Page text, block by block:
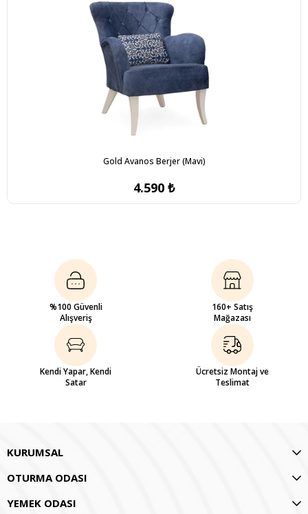
Gold Avanos Berjer (Mavi)
4.590 ₺
%100 Güvenli
Alışveriş
160+ Satış
Mağazası
Kendi Yapar, Kendi
Satar
Ücretsiz Montaj ve
Teslimat
KURUMSAL
OTURMA ODASI
YEMEK ODASI